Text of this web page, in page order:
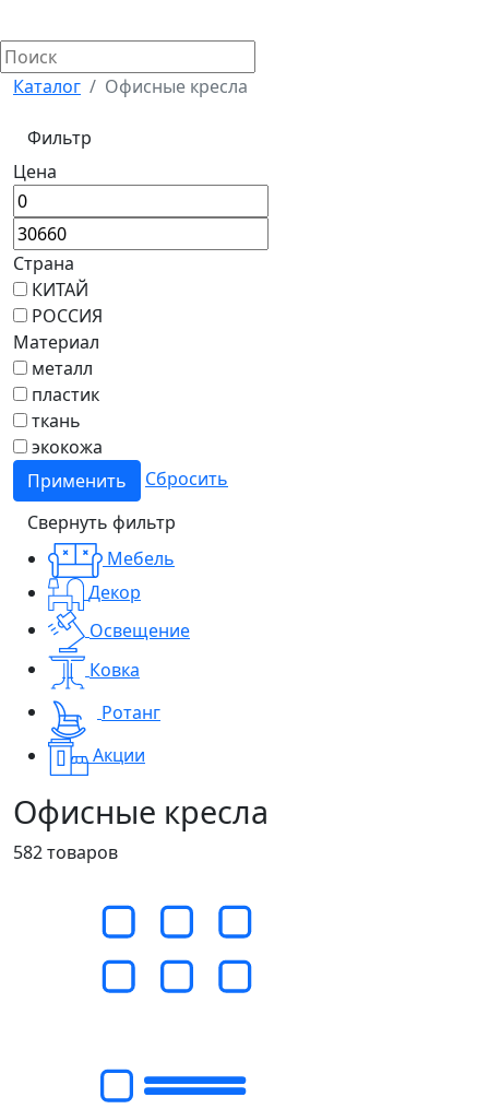
Каталог Офисные кресла
Фильтр
Цена
Страна
КИТАЙ
РОССИЯ
Материал
металл
пластик
ткань
экокожа
Применить
Сбросить
Свернуть фильтр
Мебель
Декор
Освещение
Ковка
Ротанг
Акции
Офисные кресла
582товаров